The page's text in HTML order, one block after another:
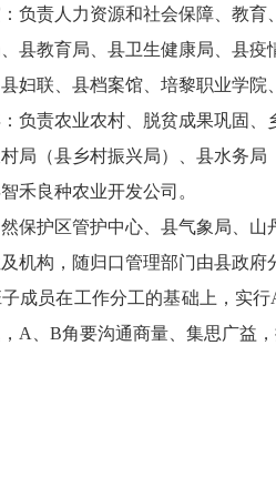
负责人力资源和社会保障、教育
县教育局、县卫生健康局、县疫
妇联、县档案馆、培黎职业学院
负责农业农村、脱贫成果巩固、
局（县乡村振兴局）、县水务局
智禾良种农业开发公司。
保护区管护中心 、县气象局、
机构，随归口管理部门由县政府
成员在工作分工的基础上，实行
A B角要沟通商量、集思广益
县人民